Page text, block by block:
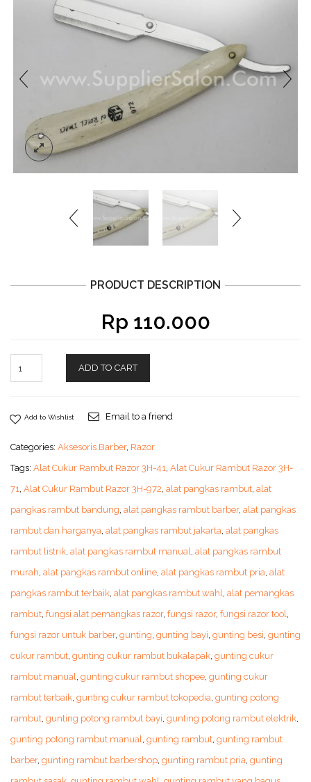
PRODUCT DESCRIPTION
Rp 110.000
ADD TO CART
Add to Wishlist Email to a friend
Categories: Aksesoris Barber, Razor
Tags: Alat Cukur Rambut Razor 3H-41, Alat Cukur Rambut Razor 3H-
71, Alat Cukur Rambut Razor 3H-972, alat pangkas rambut, alat
pangkas rambut bandung, alat pangkas rambut barber, alat pangkas
rambut dan harganya, alat pangkas rambut jakarta, alat pangkas
rambut listrik, alat pangkas rambut manual, alat pangkas rambut
murah, alat pangkas rambut online, alat pangkas rambut pria, alat
pangkas rambut terbaik, alat pangkas rambut wahl, alat pemangkas
rambut, fungsi alat pemangkas razor, fungsi razor, fungsi razor tool,
fungsi razor untuk barber, gunting, gunting bayi, gunting besi, gunting
cukur rambut, gunting cukur rambut bukalapak, gunting cukur
rambut manual, gunting cukur rambut shopee, gunting cukur
rambut terbaik, gunting cukur rambut tokopedia, gunting potong
rambut, gunting potong rambut bayi, gunting potong rambut elektrik,
gunting potong rambut manual, gunting rambut, gunting rambut
barber, gunting rambut barbershop, gunting rambut pria, gunting